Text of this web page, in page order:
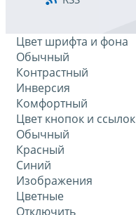
Цвет шрифта и фона
Обычный
Контрастный
Инверсия
Комфортный
Цвет кнопок и ссылок
Обычный
Красный
Синий
Изображения
Цветные
Отключить